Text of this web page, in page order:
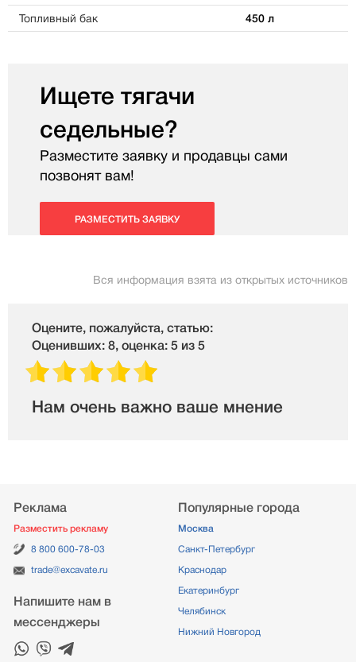
Топливный бак 450 л
Ищете тягачи
седельные?
Разместите заявку и продавцы сами
позвонят вам!
РАЗМЕСТИТЬ ЗАЯВКУ
Вся информация взята из открытых источников
Оцените, пожалуйста, статью:
Оценивших: 8, оценка: 5 из 5
Нам очень важно ваше мнение
Реклама
Разместить рекламу
8 800 600-78-03
trade@excavate.ru
Напишите нам в
мессенджеры
Популярные города
Москва
Санкт-Петербург
Краснодар
Екатеринбург
Челябинск
Нижний Новгород